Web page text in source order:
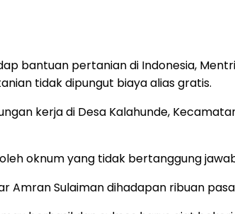
bantuan pertanian di Indonesia,
tidak dipungut biaya alias gratis.
kerja di Desa Kalahunde,
oknum yang tidak bertanggung
Sulaiman dihadapan ribuan